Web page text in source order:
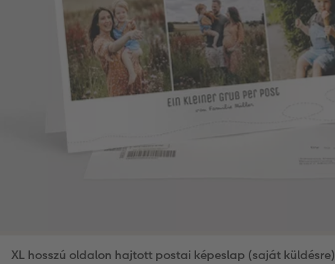
XL hosszú oldalon hajtott postai képeslap (saját küldésre)